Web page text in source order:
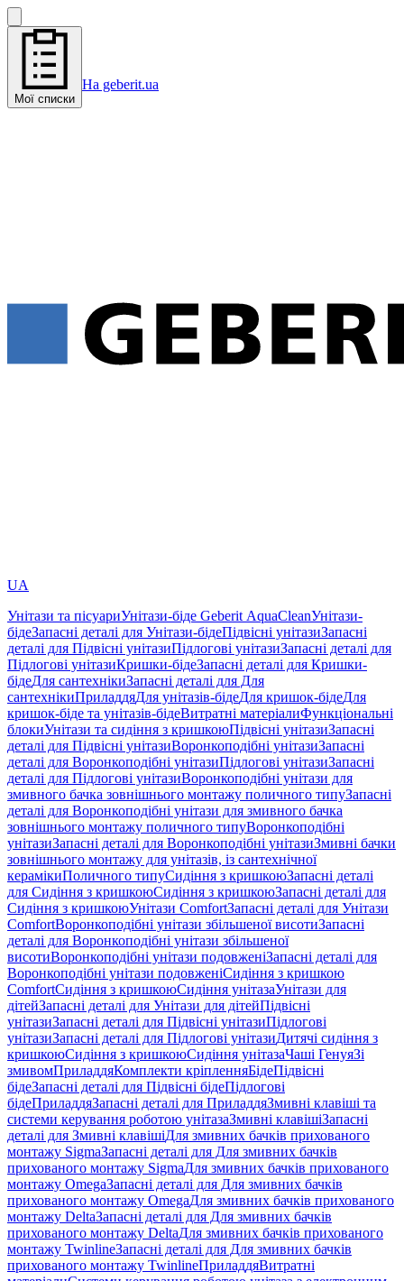
Мої списки
На geberit.ua
UA
Унітази та пісуариУнітази-біде Geberit AquaCleanУнітази-
бідеЗапасні деталі для Унітази-бідеПідвісні унітазиЗапасні
деталі для Підвісні унітазиПідлогові унітазиЗапасні деталі для
Підлогові унітазиКришки-бідеЗапасні деталі для Кришки-
бідеДля сантехнікиЗапасні деталі для Для
сантехнікиПриладдяДля унітазів-бідеДля кришок-бідеДля
кришок-біде та унітазів-бідеВитратні матеріалиФункціональні
блокиУнітази та сидіння з кришкоюПідвісні унітазиЗапасні
деталі для Підвісні унітазиВоронкоподібні унітазиЗапасні
деталі для Воронкоподібні унітазиПідлогові унітазиЗапасні
деталі для Підлогові унітазиВоронкоподібні унітази для
змивного бачка зовнішнього монтажу поличного типуЗапасні
деталі для Воронкоподібні унітази для змивного бачка
зовнішнього монтажу поличного типуВоронкоподібні
унітазиЗапасні деталі для Воронкоподібні унітазиЗмивні бачки
зовнішнього монтажу для унітазів, із сантехнічної
керамікиПоличного типуСидіння з кришкоюЗапасні деталі
для Сидіння з кришкоюСидіння з кришкоюЗапасні деталі для
Сидіння з кришкоюУнітази ComfortЗапасні деталі для Унітази
ComfortВоронкоподібні унітази збільшеної висотиЗапасні
деталі для Воронкоподібні унітази збільшеної
висотиВоронкоподібні унітази подовженіЗапасні деталі для
Воронкоподібні унітази подовженіСидіння з кришкою
ComfortСидіння з кришкоюСидіння унітазаУнітази для
дітейЗапасні деталі для Унітази для дітейПідвісні
унітазиЗапасні деталі для Підвісні унітазиПідлогові
унітазиЗапасні деталі для Підлогові унітазиДитячі сидіння з
кришкоюСидіння з кришкоюСидіння унітазаЧаші ГенуяЗі
змивомПриладдяКомплекти кріпленняБідеПідвісні
бідеЗапасні деталі для Підвісні бідеПідлогові
бідеПриладдяЗапасні деталі для ПриладдяЗмивні клавіші та
системи керування роботою унітазаЗмивні клавішіЗапасні
деталі для Змивні клавішіДля змивних бачків прихованого
монтажу SigmaЗапасні деталі для Для змивних бачків
прихованого монтажу SigmaДля змивних бачків прихованого
монтажу OmegaЗапасні деталі для Для змивних бачків
прихованого монтажу OmegaДля змивних бачків прихованого
монтажу DeltaЗапасні деталі для Для змивних бачків
прихованого монтажу DeltaДля змивних бачків прихованого
монтажу TwinlineЗапасні деталі для Для змивних бачків
прихованого монтажу TwinlineПриладдяВитратні